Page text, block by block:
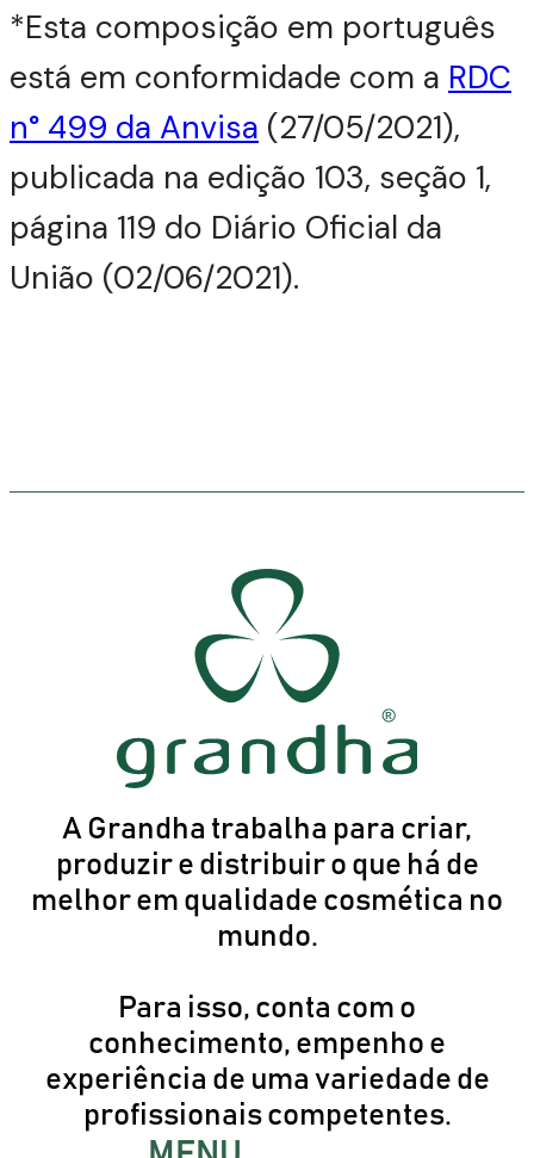
*Esta composição em português
está em conformidade com a RDC
n° 499 da Anvisa (27/05/2021),
publicada na edição 103, seção 1,
página 119 do Diário Oficial da
União (02/06/2021).
A Grandha trabalha para criar,
produzir e distribuir o que há de
melhor em qualidade cosmética no
mundo.
Para isso, conta com o
conhecimento, empenho e
experiência de uma variedade de
profissionais competentes.